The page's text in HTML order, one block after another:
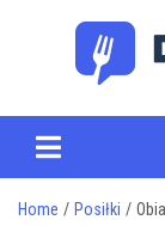
Home Posiłki